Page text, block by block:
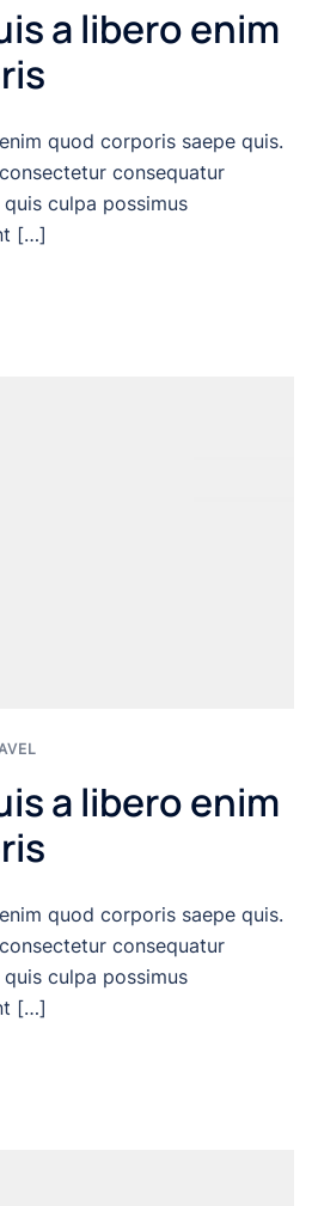
a libero enim
quod corporis saepe quis.
consequatur
culpa possimus
[…]
a libero enim
quod corporis saepe quis.
consequatur
culpa possimus
[…]